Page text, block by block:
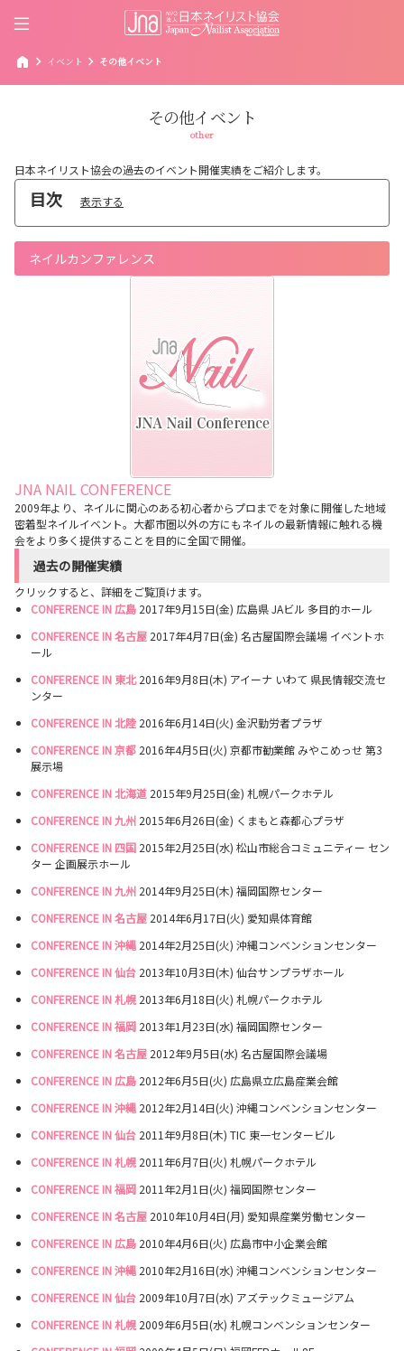
home chevron_right イベント chevron_right その他イベント
その他イベント
other
日本ネイリスト協会の過去のイベント開催実績をご紹介します。
目次 表示する
ネイルカンファレンス
JNA NAIL CONFERENCE
2009年より、ネイルに関心のある初心者からプロまでを対象に開催した地域
密着型ネイルイベント。大都市圏以外の方にもネイルの最新情報に触れる機
会をより多く提供することを目的に全国で開催。
過去の開催実績
クリックすると、詳細をご覧頂けます。
CONFERENCE IN 広島 2017年9月15日(金) 広島県 JAビル 多目的ホール
CONFERENCE IN 名古屋 2017年4月7日(金) 名古屋国際会議場 イベントホ
ール
CONFERENCE IN 東北2016年9月8日(木) アイーナ いわて 県民情報交流セ
ンター
CONFERENCE IN 北陸 2016年6月14日(火) 金沢勤労者プラザ
CONFERENCE IN 京都 2016年4月5日(火) 京都市勧業館 みやこめっせ 第3
展示場
CONFERENCE IN 北海道 2015年9月25日(金) 札幌パークホテル
CONFERENCE IN 九州 2015年6月26日(金) くまもと森都心プラザ
CONFERENCE IN 四国 2015年2月25日(水) 松山市総合コミュニティー セン
ター 企画展示ホール
CONFERENCE IN 九州 2014年9月25日(木) 福岡国際センター
CONFERENCE IN 名古屋 2014年6月17日(火) 愛知県体育館
CONFERENCE IN 沖縄 2014年2月25日(火) 沖縄コンベンションセンター
CONFERENCE IN 仙台 2013年10月3日(木) 仙台サンプラザホール
CONFERENCE IN 札幌 2013年6月18日(火) 札幌パークホテル
CONFERENCE IN 福岡 2013年1月23日(水) 福岡国際センター
CONFERENCE IN 名古屋 2012年9月5日(水) 名古屋国際会議場
CONFERENCE IN 広島 2012年6月5日(火) 広島県立広島産業会館
CONFERENCE IN 沖縄 2012年2月14日(火) 沖縄コンベンションセンター
CONFERENCE IN 仙台 2011年9月8日(木) TIC 東一センタービル
CONFERENCE IN 札幌 2011年6月7日(火) 札幌パークホテル
CONFERENCE IN 福岡 2011年2月1日(火) 福岡国際センター
CONFERENCE IN 名古屋 2010年10月4日(月) 愛知県産業労働センター
CONFERENCE IN 広島 2010年4月6日(火) 広島市中小企業会館
CONFERENCE IN 沖縄 2010年2月16日(水) 沖縄コンベンションセンター
CONFERENCE IN 仙台 2009年10月7日(水) アズテックミュージアム
CONFERENCE IN 札幌 2009年6月5日(水) 札幌コンベンションセンター